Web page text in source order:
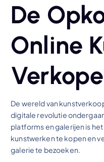
De
Online
De wereld van
digitale revolutie
platforms en galerijen is
kunstwerken te kopen en
galerie te bezoeken.